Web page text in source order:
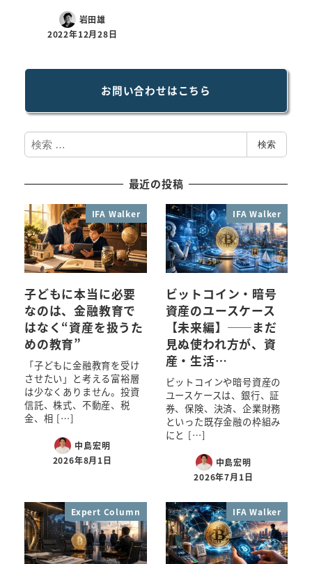
岩田雄
2022年12月28日
お問い合わせはこちら
検
索
検索
最近の投稿
IFA Walker
子どもに本当に必要
なのは、金融教育で
はなく“資産を扱うた
めの教育”
「子どもに金融教育を受け
させたい」と考える富裕層
は少なくありません。投資
信託、株式、不動産、税
金、相 […]
中島宏明
2026年8月1日
IFA Walker
ビットコイン・暗号
資産のユースケース
【未来編】──まだ
見ぬ使われ方が、資
産・生活…
ビットコインや暗号資産の
ユースケースは、銀行、証
券、保険、決済、企業財務
といった既存金融の枠組み
にと […]
中島宏明
2026年7月1日
Expert Column IFA Walker